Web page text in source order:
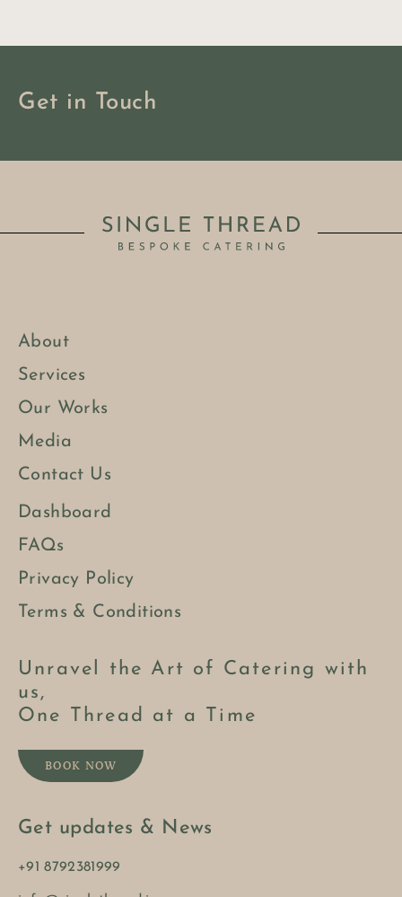
Get in Touch
About
Services
Our Works
Media
Contact Us
Dashboard
FAQs
Privacy Policy
Terms & Conditions
Unravel the Art of Catering with
us,
One Thread at a Time
BOOK NOW
Get updates & News
+91 8792381999